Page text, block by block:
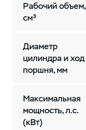
Рабочий объем,
см³
Диаметр
цилиндра и ход
поршня, мм
Максимальная
мощность, л.с.
(кВт)